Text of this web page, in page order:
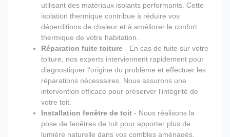
utilisant des matériaux isolants performants. Cette
isolation thermique contribue à réduire vos
déperditions de chaleur et à améliorer le confort
thermique de votre habitation.
Réparation fuite toiture - En cas de fuite sur votre
toiture, nos experts interviennent rapidement pour
diagnostiquer l'origine du problème et effectuer les
réparations nécessaires. Nous assurons une
intervention efficace pour préserver l'intégrité de
votre toit.
Installation fenêtre de toit - Nous réalisons la
pose de fenêtres de toit pour apporter plus de
lumière naturelle dans vos combles aménagés.